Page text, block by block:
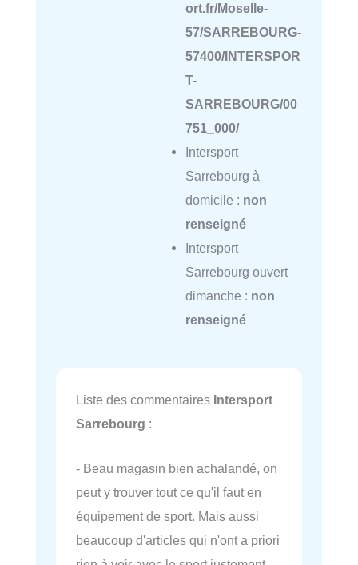
ort.fr/Moselle-
57/SARREBOURG-
57400/INTERSPOR
T-
SARREBOURG/00
751_000/
Intersport
Sarrebourg à
domicile : non
renseigné
Intersport
Sarrebourg ouvert
dimanche : non
renseigné
Liste des commentaires Intersport
Sarrebourg :
- Beau magasin bien achalandé, on
peut y trouver tout ce qu'il faut en
équipement de sport. Mais aussi
beaucoup d'articles qui n'ont a priori